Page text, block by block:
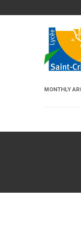
MONTHLY